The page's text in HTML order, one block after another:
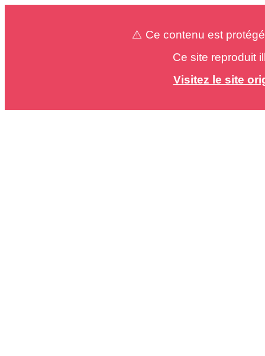
⚠️ Ce contenu est
Ce site reproduit
Visitez le site